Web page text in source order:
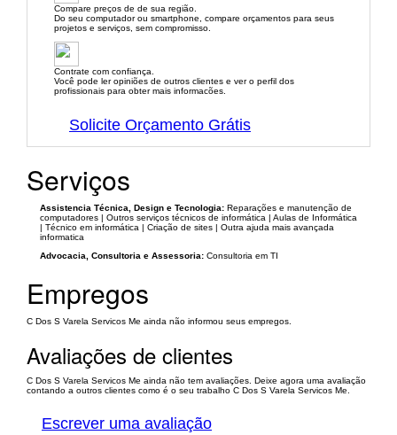
Compare preços de de sua região.
Do seu computador ou smartphone, compare orçamentos para seus
projetos e serviços, sem compromisso.
Contrate com confiança.
Você pode ler opiniões de outros clientes e ver o perfil dos
profissionais para obter mais informacões.
Solicite Orçamento Grátis
Serviços
Assistencia Técnica, Design e Tecnologia: Reparações e manutenção de
computadores | Outros serviços técnicos de informática | Aulas de Informática
| Técnico em informática | Criação de sites | Outra ajuda mais avançada
informatica
Advocacia, Consultoria e Assessoria: Consultoria em TI
Empregos
C Dos S Varela Servicos Me ainda não informou seus empregos.
Avaliações de clientes
C Dos S Varela Servicos Me ainda não tem avaliações. Deixe agora uma avaliação
contando a outros clientes como é o seu trabalho C Dos S Varela Servicos Me.
Escrever uma avaliação